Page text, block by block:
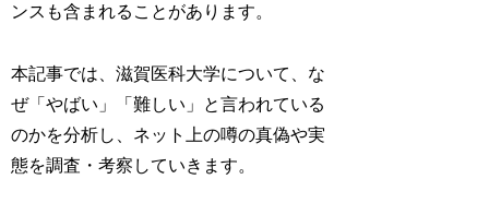
ンスも含まれることがあります。
本記事では、滋賀医科大学について、な
ぜ「やばい」「難しい」と言われている
のかを分析し、ネット上の噂の真偽や実
態を調査・考察していきます。